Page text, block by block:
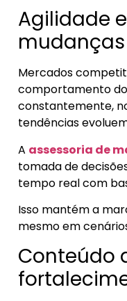
Agilidade
Mercados
comportamento
constantemente,
tendências
A assessoria de
tomada de
tempo real com
Isso mantém a
mesmo em
Conteúdo